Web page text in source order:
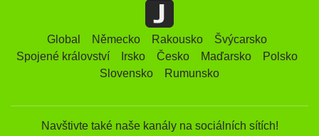
Global Německo Rakousko
Švýcarsko
Spojené království
Irsko Česko Maďarsko
Polsko
Slovensko
Rumunsko
Navštivte také naše kanály na sociálních sítích!